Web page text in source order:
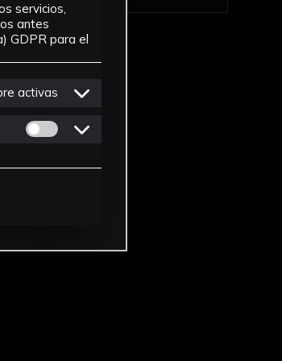
servicios,
antes
GDPR para el
activas
Permitir cookies de Personalizacion